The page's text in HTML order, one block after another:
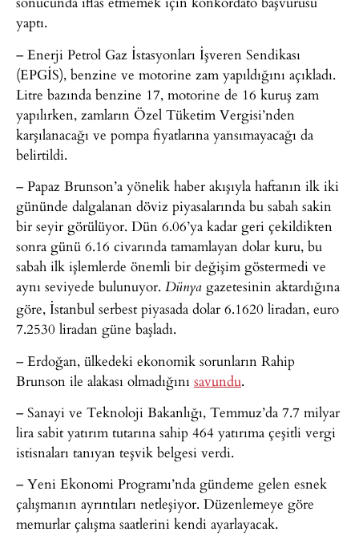
yaptı.
– Enerji Petrol Gaz İstasyonları İşveren Sendikası
(EPGİS), benzine ve motorine zam yapıldığını açıkladı.
Litre bazında benzine 17, motorine de 16 kuruş zam
yapılırken, zamların Özel Tüketim Vergisi’nden
karşılanacağı ve pompa fiyatlarına yansımayacağı da
belirtildi.
– Papaz Brunson’a yönelik haber akışıyla haftanın ilk iki
gününde dalgalanan döviz piyasalarında bu sabah sakin
bir seyir görülüyor. Dün 6.06’ya kadar geri çekildikten
sonra günü 6.16 civarında tamamlayan dolar kuru, bu
sabah ilk işlemlerde önemli bir değişim göstermedi ve
aynı seviyede bulunuyor. Dünya gazetesinin aktardığına
göre, İstanbul serbest piyasada dolar 6.1620 liradan, euro
7.2530 liradan güne başladı.
– Erdoğan, ülkedeki ekonomik sorunların Rahip
Brunson ile alakası olmadığını savundu.
– Sanayi ve Teknoloji Bakanlığı, Temmuz’da 7.7 milyar
lira sabit yatırım tutarına sahip 464 yatırıma çeşitli vergi
istisnaları tanıyan teşvik belgesi verdi.
– Yeni Ekonomi Programı’nda gündeme gelen esnek
çalışmanın ayrıntıları netleşiyor. Düzenlemeye göre
memurlar çalışma saatlerini kendi ayarlayacak.